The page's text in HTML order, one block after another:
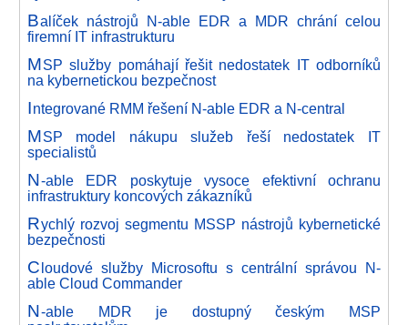
Balíček nástrojů N-able EDR a MDR chrání celou
firemní IT infrastrukturu
MSP služby pomáhají řešit nedostatek IT odborníků
na kybernetickou bezpečnost
Integrované RMM řešení N-able EDR a N-central
MSP model nákupu služeb řeší nedostatek IT
specialistů
N-able EDR poskytuje vysoce efektivní ochranu
infrastruktury koncových zákazníků
Rychlý rozvoj segmentu MSSP nástrojů kybernetické
bezpečnosti
Cloudové služby Microsoftu s centrální správou N-
able Cloud Commander
N-able MDR je dostupný českým MSP